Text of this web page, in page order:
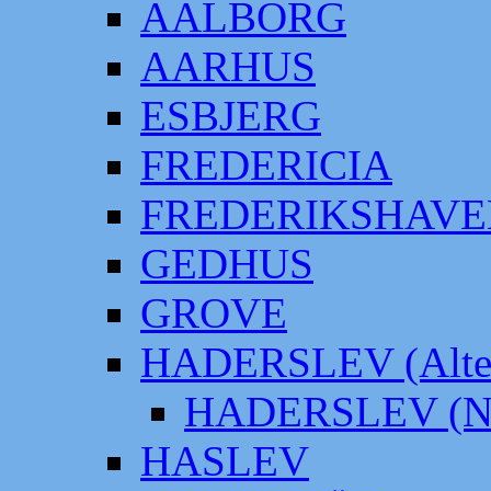
AALBORG
AARHUS
ESBJERG
FREDERICIA
GEDHUS
GROVE
HADERSLEV
HADERSLEV
HASLEV